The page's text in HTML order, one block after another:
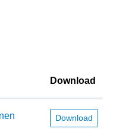
Download
Download